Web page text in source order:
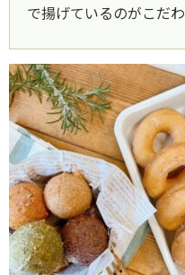
で揚げているのがこだわ